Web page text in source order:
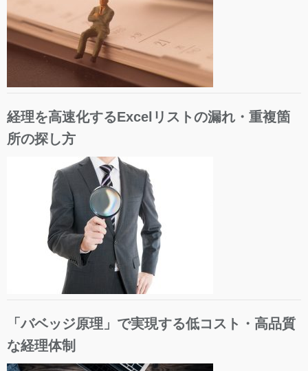
経理を高速化するExcelリストの漏れ・重複箇
所の探し方
「バベッジ原理」で実現する低コスト・高品質
な経理体制